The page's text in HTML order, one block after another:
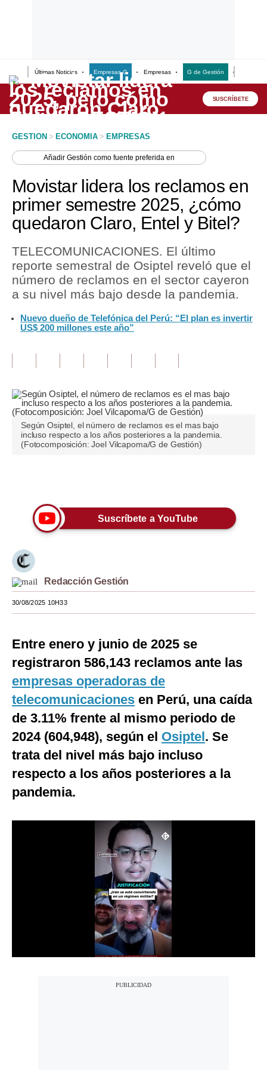
Últimas Noticias Empresas G Empresas G de Gestión
Lo último
Peru Quiosco
Economía
Mercados
Política
Finanzas Personales
Editorial
Pregunta de hoy
Lujo
Viajes
Moda
Estilos
Mundo
México
España
Internacional
Tecnología
Club del Suscriptor
G de Gestión
SUSCRÍBETE
GESTION > ECONOMIA > EMPRESAS
AñadirGestión como fuente preferida en
Movistar lidera los reclamos en
primer semestre 2025, ¿cómo
quedaron Claro, Entel y Bitel?
TELECOMUNICACIONES. El último
reporte semestral de Osiptel reveló que el
número de reclamos en el sector cayeron
a su nivel más bajo desde la pandemia.
Nuevo dueño de Telefónica del Perú: “El plan es invertir
US$ 200 millones este año”
Según Osiptel, el número de reclamos es el mas bajo
incluso respecto a los años posteriores a la pandemia.
(Fotocomposición: Joel Vilcapoma/G de Gestión)
Suscríbete a YouTube
Redacción Gestión
30/08/2025 10H33
Entre enero y junio de 2025 se
registraron 586,143 reclamos ante las
empresas operadoras de
telecomunicaciones en Perú, una caída
de 3.11% frente al mismo periodo de
2024 (604,948), según el Osiptel. Se
trata del nivel más bajo incluso
respecto a los años posteriores a la
pandemia.